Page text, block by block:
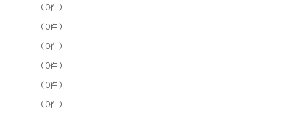
（0件）
（0件）
（0件）
（0件）
（0件）
（0件）